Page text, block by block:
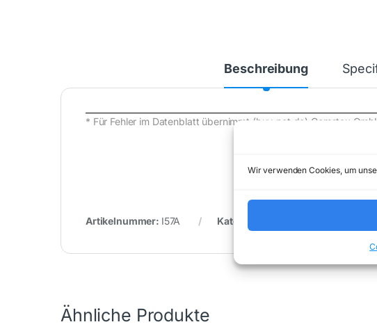
Wir verwenden Cookies, um
Beschreibung
* Für Fehler im Datenblatt übernimmt (buy-net.de) Comstex
Artikelnummer: I57A Kategorie:
Ähnliche Produkte